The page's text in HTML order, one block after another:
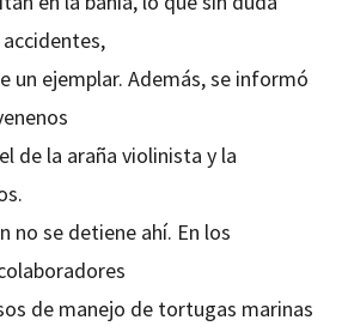
un ejemplar. Además, se informó
de la araña violinista y la
no se detiene ahí. En los
de manejo de tortugas marinas